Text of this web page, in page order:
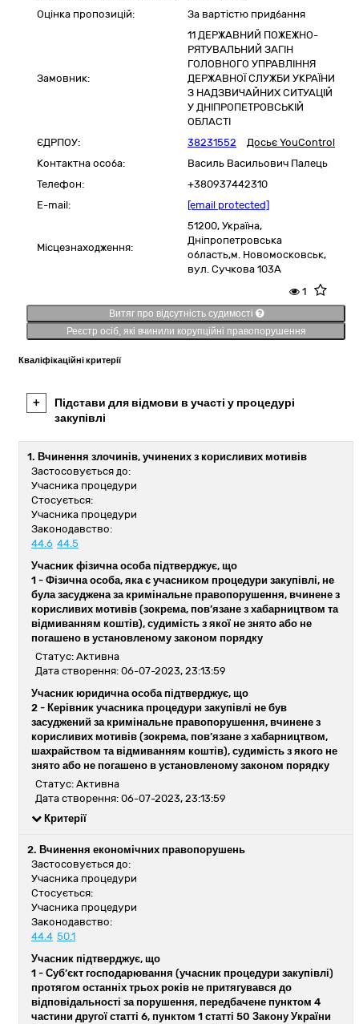
Оцінка пропозицій:
За вартістю придбання
Замовник:
11 ДЕРЖАВНИЙ ПОЖЕЖНО-
РЯТУВАЛЬНИЙ ЗАГІН
ГОЛОВНОГО УПРАВЛІННЯ
ДЕРЖАВНОЇ СЛУЖБИ УКРАЇНИ
З НАДЗВИЧАЙНИХ СИТУАЦІЙ
У ДНІПРОПЕТРОВСЬКІЙ
ОБЛАСТІ
ЄДРПОУ:
38231552
Досьє YouControl
Контактна особа:
Василь Васильович Палець
Телефон:
+380937442310
E-mail:
[email protected]
Місцезнаходження:
51200, Україна,
Дніпропетровська
область,м. Новомосковськ,
вул. Сучкова 103А
1
Витяг про відсутність судимості
Реєстр осіб, які вчинили корупційні правопорушення
Кваліфікаційні критерії
+
Підстави для відмови в участі у процедурі
закупівлі
1. Вчинення злочинів, учинених з корисливих мотивів
Застосовується до:
Учасника процедури
Стосується:
Учасника процедури
Законодавство:
44.6 44.5
Учасник фізична особа підтверджує, що
1 - Фізична особа, яка є учасником процедури закупівлі, не
була засуджена за кримінальне правопорушення, вчинене з
корисливих мотивів (зокрема, пов’язане з хабарництвом та
відмиванням коштів), судимість з якої не знято або не
погашено в установленому законом порядку
Статус: Активна
Дата створення: 06-07-2023, 23:13:59
Учасник юридична особа підтверджує, що
2 - Керівник учасника процедури закупівлі не був
засуджений за кримінальне правопорушення, вчинене з
корисливих мотивів (зокрема, пов’язане з хабарництвом,
шахрайством та відмиванням коштів), судимість з якого не
знято або не погашено в установленому законом порядку
Статус: Активна
Дата створення: 06-07-2023, 23:13:59
Критерії
2. Вчинення економічних правопорушень
Застосовується до:
Учасника процедури
Стосується:
Учасника процедури
Законодавство:
44.4 50.1
Учасник підтверджує, що
1 - Суб’єкт господарювання (учасник процедури закупівлі)
протягом останніх трьох років не притягувався до
відповідальності за порушення, передбачене пунктом 4
частини другої статті 6, пунктом 1 статті 50 Закону України